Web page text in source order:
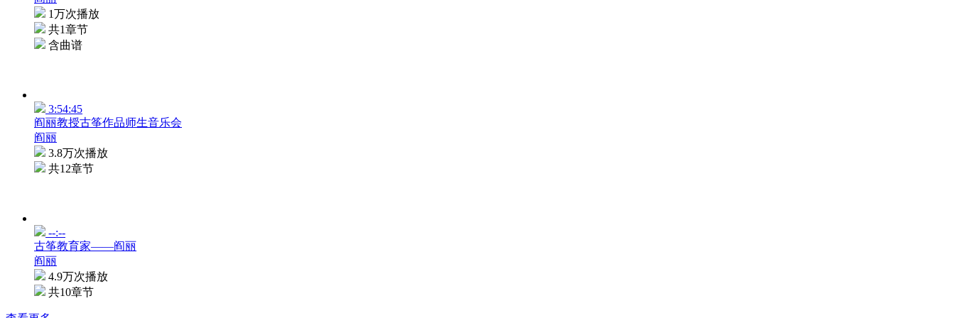
1万次播放
共1章节
含曲谱
3:54:45
阎丽教授古筝作品师生音乐会
阎丽
3.8万次播放
共12章节
--:--
古筝教育家——阎丽
阎丽
4.9万次播放
共10章节